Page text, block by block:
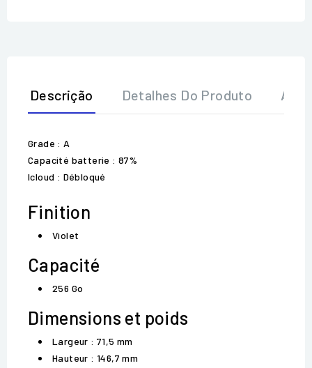
Descrição Detalhes Do Produto
Grade : A
Capacité batterie : 87%
Icloud : Débloqué
Finition
Violet
Capacité
256 Go
Dimensions et poids
Largeur : 71,5 mm
Hauteur : 146,7 mm